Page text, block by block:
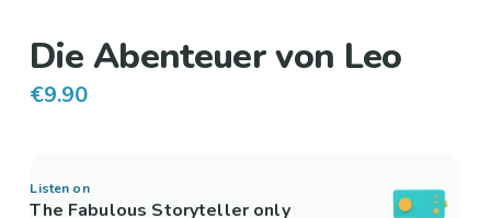
Die Abenteuer von Leo
€9.90
Listen on
The Fabulous Storyteller only